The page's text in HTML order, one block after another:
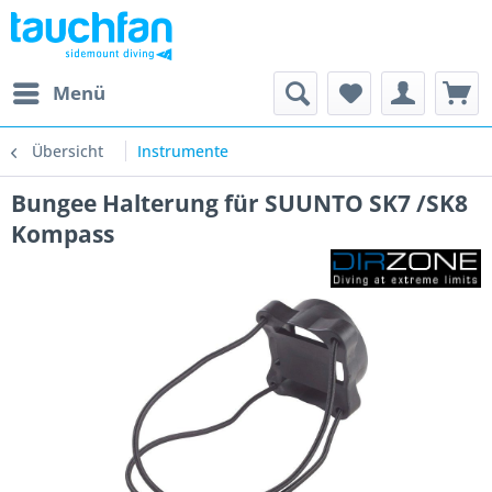
Menü
Übersicht Instrumente
Bungee Halterung für SUUNTO SK7 /SK8
Kompass